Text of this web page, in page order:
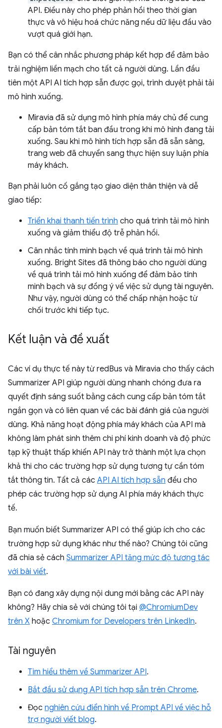
API. Điều này cho phép phản hồi theo thời gian
thực và vô hiệu hoá chức năng nếu dữ liệu đầu vào
vượt quá giới hạn.
Bạn có thể cân nhắc phương pháp kết hợp để đảm bảo
trải nghiệm liền mạch cho tất cả người dùng. Lần đầu
tiên một API AI tích hợp sẵn được gọi, trình duyệt phải tải
mô hình xuống.
Miravia đã sử dụng mô hình phía máy chủ để cung
cấp bản tóm tắt ban đầu trong khi mô hình đang tải
xuống. Sau khi mô hình tích hợp sẵn đã sẵn sàng,
trang web đã chuyển sang thực hiện suy luận phía
máy khách.
Bạn phải luôn cố gắng tạo giao diện thân thiện và dễ
giao tiếp:
Triển khai thanh tiến trình cho quá trình tải mô hình
xuống và giảm thiểu độ trễ phản hồi.
Cân nhắc tính minh bạch về quá trình tải mô hình
xuống. Bright Sites đã thông báo cho người dùng
về quá trình tải mô hình xuống để đảm bảo tính
minh bạch và sự đồng ý về việc sử dụng tài nguyên.
Như vậy, người dùng có thể chấp nhận hoặc từ
chối trước khi tiếp tục.
Kết luận và đề xuất
Các ví dụ thực tế này từ redBus và Miravia cho thấy cách
Summarizer API giúp người dùng nhanh chóng đưa ra
quyết định sáng suốt bằng cách cung cấp bản tóm tắt
ngắn gọn và có liên quan về các bài đánh giá của người
dùng. Khả năng hoạt động phía máy khách của API mà
không làm phát sinh thêm chi phí kinh doanh và độ phức
tạp kỹ thuật thấp khiến API này trở thành một lựa chọn
khả thi cho các trường hợp sử dụng tương tự cần tóm
tắt thông tin. Tất cả các API AI tích hợp sẵn đều cho
phép các trường hợp sử dụng AI phía máy khách thực
tế.
Bạn muốn biết Summarizer API có thể giúp ích cho các
trường hợp sử dụng khác như thế nào? Chúng tôi cũng
đã chia sẻ cách Summarizer API tăng mức độ tương tác
với bài viết.
Bạn có đang xây dựng nội dung mới bằng các API này
không? Hãy chia sẻ với chúng tôi tại @ChromiumDev
trên X hoặc Chromium for Developers trên LinkedIn.
Tài nguyên
Tìm hiểu thêm về Summarizer API.
Bắt đầu sử dụng API tích hợp sẵn trên Chrome.
Đọc nghiên cứu điển hình về Prompt API về việc hỗ
trợ người viết blog.